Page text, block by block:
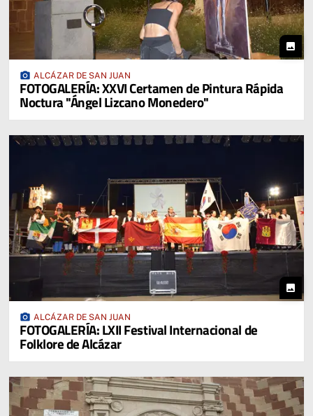
photo
photo_camera ALCÁZAR DE SAN JUAN
FOTOGALERÍA: XXVI Certamen de Pintura Rápida
Noctura "Ángel Lizcano Monedero"
photo
photo_camera ALCÁZAR DE SAN JUAN
FOTOGALERÍA: LXII Festival Internacional de
Folklore de Alcázar